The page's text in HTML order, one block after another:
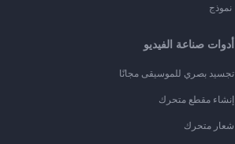
نموذج
أدوات صناعة الفيديو
تجسيد بصري للموسيقى مجانًا
إنشاء مقطع متحرك
شعار متحرك